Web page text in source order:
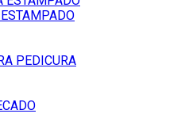
PEDICURA